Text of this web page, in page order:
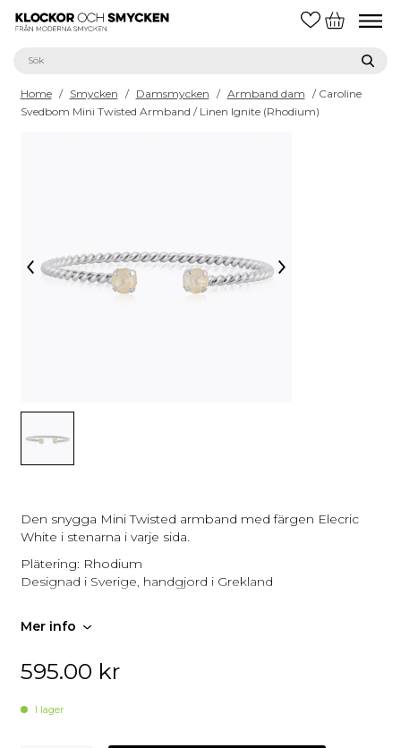
Home / Smycken / Damsmycken / Armband dam / Caroline
Svedbom Mini Twisted Armband / Linen Ignite (Rhodium)
Den snygga Mini Twisted armband med färgen Elecric
White i stenarna i varje sida.
Plätering: Rhodium
Designad i Sverige, handgjord i Grekland
Mer info
595.00 kr
I lager